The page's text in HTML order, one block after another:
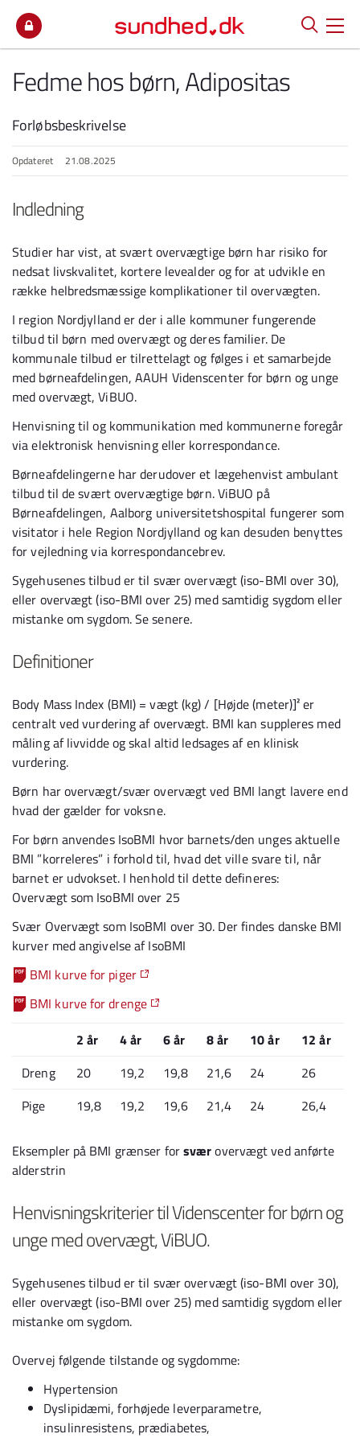
Fedme hos børn, Adipositas
Forløbsbeskrivelse
Opdateret 21.08.2025
Indledning
Studier har vist, at svært overvægtige børn har risiko for
nedsat livskvalitet, kortere levealder og for at udvikle en
række helbredsmæssige komplikationer til overvægten.
I region Nordjylland er der i alle kommuner fungerende
tilbud til børn med overvægt og deres familier. De
kommunale tilbud er tilrettelagt og følges i et samarbejde
med børneafdelingen, AAUH Videnscenter for børn og unge
med overvægt, ViBUO.
Henvisning til og kommunikation med kommunerne foregår
via elektronisk henvisning eller korrespondance.
Børneafdelingerne har derudover et lægehenvist ambulant
tilbud til de svært overvægtige børn. ViBUO på
Børneafdelingen, Aalborg universitetshospital fungerer som
visitator i hele Region Nordjylland og kan desuden benyttes
for vejledning via korrespondancebrev.
Sygehusenes tilbud er til svær overvægt (iso-BMI over 30),
eller overvægt (iso-BMI over 25) med samtidig sygdom eller
mistanke om sygdom. Se senere.
Definitioner
Body Mass Index (BMI) = vægt (kg) / [Højde (meter)]² er
centralt ved vurdering af overvægt. BMI kan suppleres med
måling af livvidde og skal altid ledsages af en klinisk
vurdering.
Børn har overvægt/svær overvægt ved BMI langt lavere end
hvad der gælder for voksne.
For børn anvendes IsoBMI hvor barnets/den unges aktuelle
BMI ”korreleres” i forhold til, hvad det ville svare til, når
barnet er udvokset. I henhold til dette defineres:
Overvægt som IsoBMI over 25
Svær Overvægt som IsoBMI over 30. Der findes danske BMI
kurver med angivelse af IsoBMI
BMI kurve for piger
BMI kurve for drenge
2 år
4 år 6 år 8 år 10 år
12 år
Dreng
20 19,2 19,8 21,6 24
26
Pige
19,8 19,2 19,6 21,4 24 26,4
Eksempler på BMI grænser forsværovervægt ved anførte
alderstrin
Henvisningskriterier til Videnscenter for børn og
unge med overvægt, ViBUO.
Sygehusenes tilbud er til svær overvægt (iso-BMI over 30),
eller overvægt (iso-BMI over 25) med samtidig sygdom eller
mistanke om sygdom.
Overvej følgende tilstande og sygdomme:
Hypertension
Dyslipidæmi, forhøjede leverparametre,
insulinresistens, prædiabetes,